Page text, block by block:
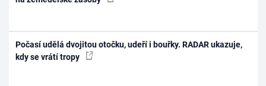
Počasí udělá dvojitou otočku, udeří i bouřky. RADAR ukazuje,
kdy se vrátí tropy